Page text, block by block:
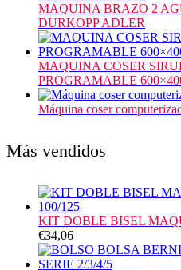
MAQUINA BRAZO 2
DURKOPP ADLER
MAQUINA COSER
PROGRAMABLE
Máquina coser
Más vendidos
KIT DOBLE BISEL
€34,06